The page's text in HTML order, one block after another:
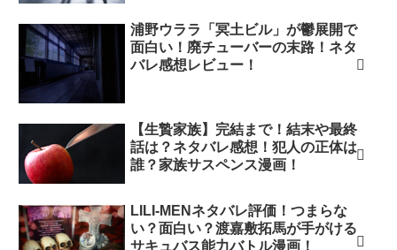
浦野ウララ「冥土ビル」が鬱展開で
面白い！廃チューバーの末路！ネタ
バレ感想レビュー！
【生贄家族】完結まで！結末や最終
話は？ネタバレ感想！犯人の正体は
誰？家族サスペンス漫画！
LILI-MENネタバレ評価！つまらな
い？面白い？渡嘉敷拓馬が手がける
サキュバス能力バトル漫画！